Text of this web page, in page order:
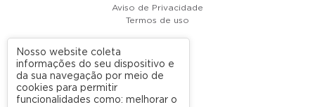
Aviso de Privacidade
Termos de uso
A FGV
Nosso website coleta
informações do seu dispositivo e
da sua navegação por meio de
cookies para permitir
funcionalidades como: melhorar o